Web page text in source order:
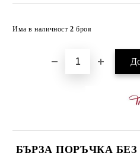
Има в наличност 2 броя
БЪРЗА ПОРЪЧКА